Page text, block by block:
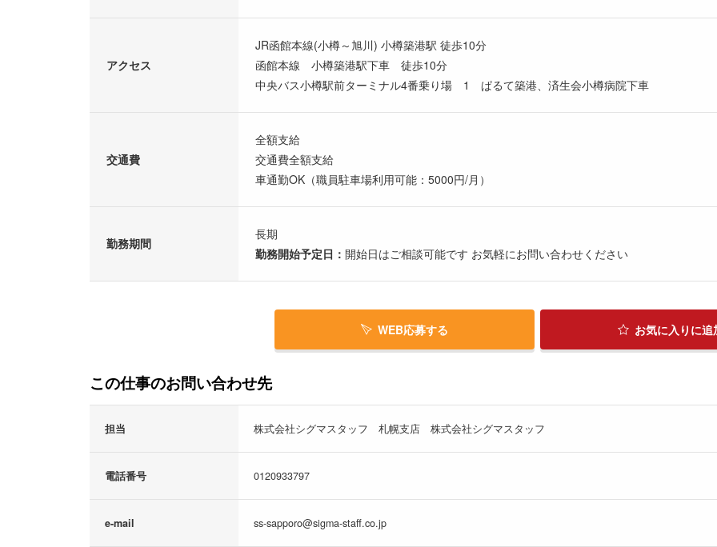
アクセス
JR函館本線(小樽～旭川) 小樽築港駅 徒歩10分
函館本線 小樽築港駅下車 徒歩10分
中央バス小樽駅前ターミナル4番乗り場 1 ぱるて築港、済生会小樽病院下車
交通費
全額支給
交通費全額支給
車通勤OK（職員駐車場利用可能：5000円/月）
勤務期間
長期
勤務開始予定日： 開始日はご相談可能です お気軽にお問い合わせください
WEB応募する お気に入り に追
この仕事のお問い合わせ先
担当 株式会社シグマスタッフ 札幌支店 株式会社シグマスタッフ
電話番号 0120933797
e-mail ss-sapporo@sigma-staff.co.jp